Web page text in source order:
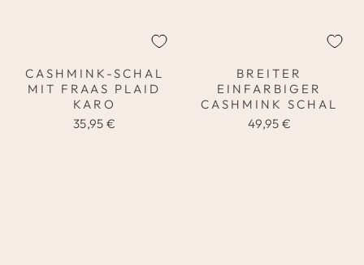
CASHMINK-SCHAL
MIT FRAAS PLAID
KARO
35,95 €
BREITER
EINFARBIGER
CASHMINK SCHAL
49,95 €